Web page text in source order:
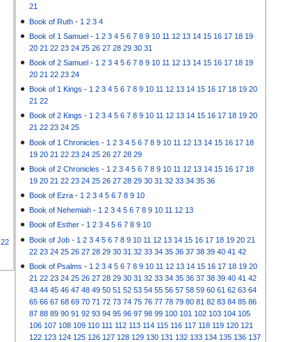
21
Book of Ruth - 1 2 3 4
Book of 1 Samuel - 1 2 3 4 5 6 7 8 9 10 11 12 13 14 15 16 17 18 19
20 21 22 23 24 25 26 27 28 29 30 31
Book of 2 Samuel - 1 2 3 4 5 6 7 8 9 10 11 12 13 14 15 16 17 18 19
20 21 22 23 24
Book of 1 Kings - 1 2 3 4 5 6 7 8 9 10 11 12 13 14 15 16 17 18 19 20
21 22
Book of 2 Kings - 1 2 3 4 5 6 7 8 9 10 11 12 13 14 15 16 17 18 19 20
21 22 23 24 25
Book of 1 Chronicles - 1 2 3 4 5 6 7 8 9 10 11 12 13 14 15 16 17 18
19 20 21 22 23 24 25 26 27 28 29
Book of 2 Chronicles - 1 2 3 4 5 6 7 8 9 10 11 12 13 14 15 16 17 18
19 20 21 22 23 24 25 26 27 28 29 30 31 32 33 34 35 36
Book of Ezra - 1 2 3 4 5 6 7 8 9 10
Book of Nehemiah - 1 2 3 4 5 6 7 8 9 10 11 12 13
Book of Esther - 1 2 3 4 5 6 7 8 9 10
Book of Job - 1 2 3 4 5 6 7 8 9 10 11 12 13 14 15 16 17 18 19 20 21
22 23 24 25 26 27 28 29 30 31 32 33 34 35 36 37 38 39 40 41 42
Book of Psalms - 1 2 3 4 5 6 7 8 9 10 11 12 13 14 15 16 17 18 19 20
21 22 23 24 25 26 27 28 29 30 31 32 33 34 35 36 37 38 39 40 41 42
43 44 45 46 47 48 49 50 51 52 53 54 55 56 57 58 59 60 61 62 63 64
65 66 67 68 69 70 71 72 73 74 75 76 77 78 79 80 81 82 83 84 85 86
87 88 89 90 91 92 93 94 95 96 97 98 99 100 101 102 103 104 105
106 107 108 109 110 111 112 113 114 115 116 117 118 119 120 121
122 123 124 125 126 127 128 129 130 131 132 133 134 135 136 137
22